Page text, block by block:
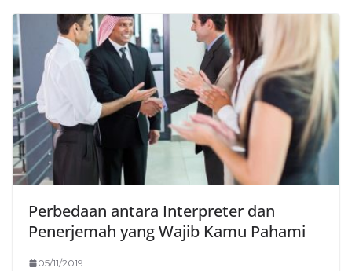
Perbedaan antara Interpreter dan
Penerjemah yang Wajib Kamu Pahami
05/11/2019